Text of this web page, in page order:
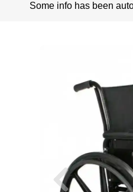
Some info has been